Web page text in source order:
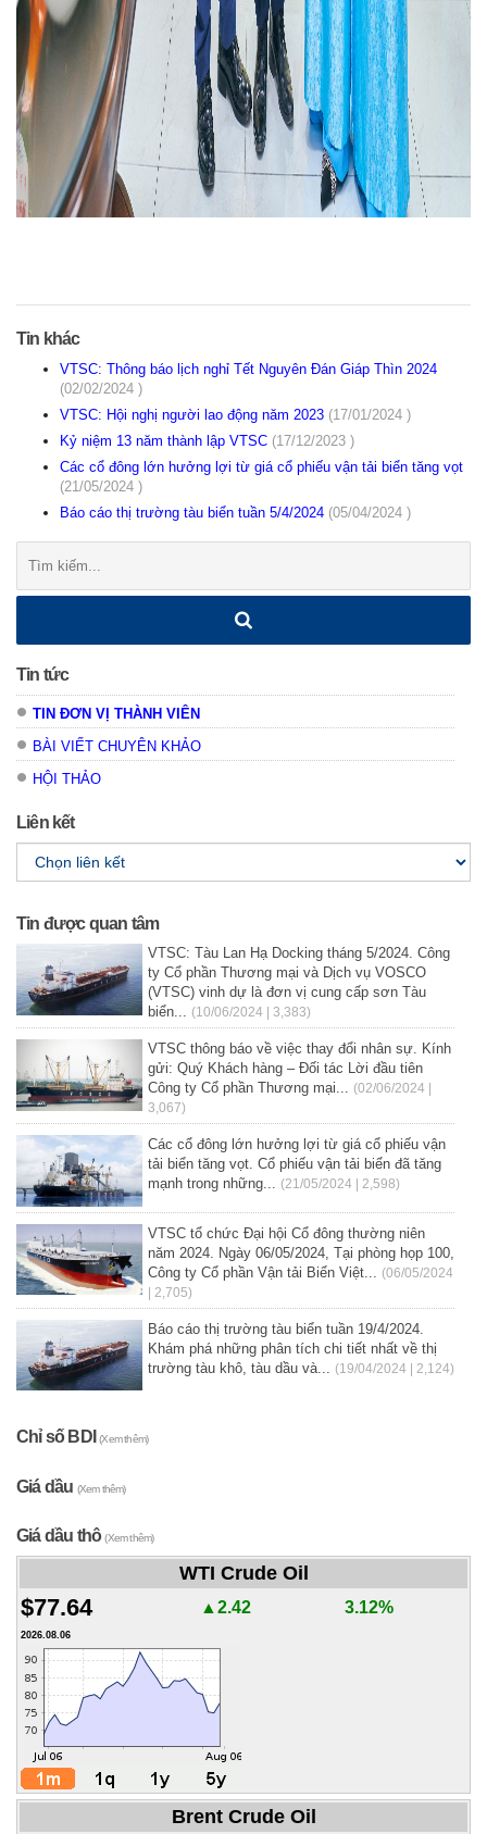
Tin khác
VTSC: Thông báo lịch nghỉ Tết Nguyên Đán Giáp Thìn 2024
(02/02/2024 )
VTSC: Hội nghị người lao động năm 2023 (17/01/2024 )
Kỷ niệm 13 năm thành lập VTSC (17/12/2023 )
Các cổ đông lớn hưởng lợi từ giá cổ phiếu vận tải biển tăng vọt
(21/05/2024 )
Báo cáo thị trường tàu biển tuần 5/4/2024 (05/04/2024 )
kiếm:
Tin tức
TIN ĐƠN VỊ THÀNH VIÊN
BÀI VIẾT CHUYÊN KHẢO
HỘI THẢO
Liên kết
Tin được quan tâm
VTSC: Tàu Lan Hạ Docking tháng 5/2024. Công
ty Cổ phần Thương mại và Dịch vụ VOSCO
(VTSC) vinh dự là đơn vị cung cấp sơn Tàu
biển... (10/06/2024 | 3,383)
VTSC thông báo về việc thay đổi nhân sự. Kính
gửi: Quý Khách hàng – Đối tác Lời đầu tiên
Công ty Cổ phần Thương mại... (02/06/2024 |
3,067)
Các cổ đông lớn hưởng lợi từ giá cổ phiếu vận
tải biển tăng vọt. Cổ phiếu vận tải biển đã tăng
mạnh trong những... (21/05/2024 | 2,598)
VTSC tổ chức Đại hội Cổ đông thường niên
năm 2024. Ngày 06/05/2024, Tại phòng họp 100,
Công ty Cổ phần Vận tải Biển Việt...
(06/05/2024
| 2,705)
Báo cáo thị trường tàu biển tuần 19/4/2024.
Khám phá những phân tích chi tiết nhất về thị
trường tàu khô, tàu dầu và...
(19/04/2024 | 2,124)
Chỉ số BDI(Xem thêm)
Giá dầu (Xem thêm)
Giá dầu thô(Xem thêm)
WTI Crude Oil
$77.64 ▲2.42 3.12%
2026.08.06
Brent Crude Oil